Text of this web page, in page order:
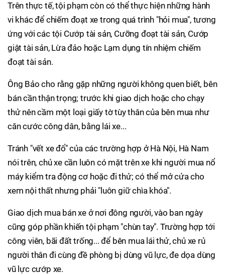
Trên thực tế, tội phạm còn có thể thực hiện những hành
vi khác để chiếm đoạt xe trong quá trình "hỏi mua", tương
ứng với các tội Cướp tài sản, Cưỡng đoạt tài sản, Cướp
giật tài sản, Lừa đảo hoặc Lạm dụng tín nhiệm chiếm
đoạt tài sản.
Ông Bảo cho rằng gặp những người không quen biết, bên
bán cần thận trọng; trước khi giao dịch hoặc cho chạy
thử nên cầm một loại giấy tờ tùy thân của bên mua như
căn cước công dân, bằng lái xe...
Tránh "vết xe đổ" của các trường hợp ở Hà Nội, Hà Nam
nói trên, chủ xe cần luôn có mặt trên xe khi người mua nổ
máy kiểm tra động cơ hoặc đi thử; có thể mở cửa cho
xem nội thất nhưng phải "luôn giữ chìa khóa".
Giao dịch mua bán xe ở nơi đông người, vào ban ngày
cũng góp phần khiến tội phạm "chùn tay". Trường hợp tới
công viên, bãi đất trống... để bên mua lái thử, chủ xe rủ
người thân đi cùng đề phòng bị dùng vũ lực, đe dọa dùng
vũ lực cướp xe.